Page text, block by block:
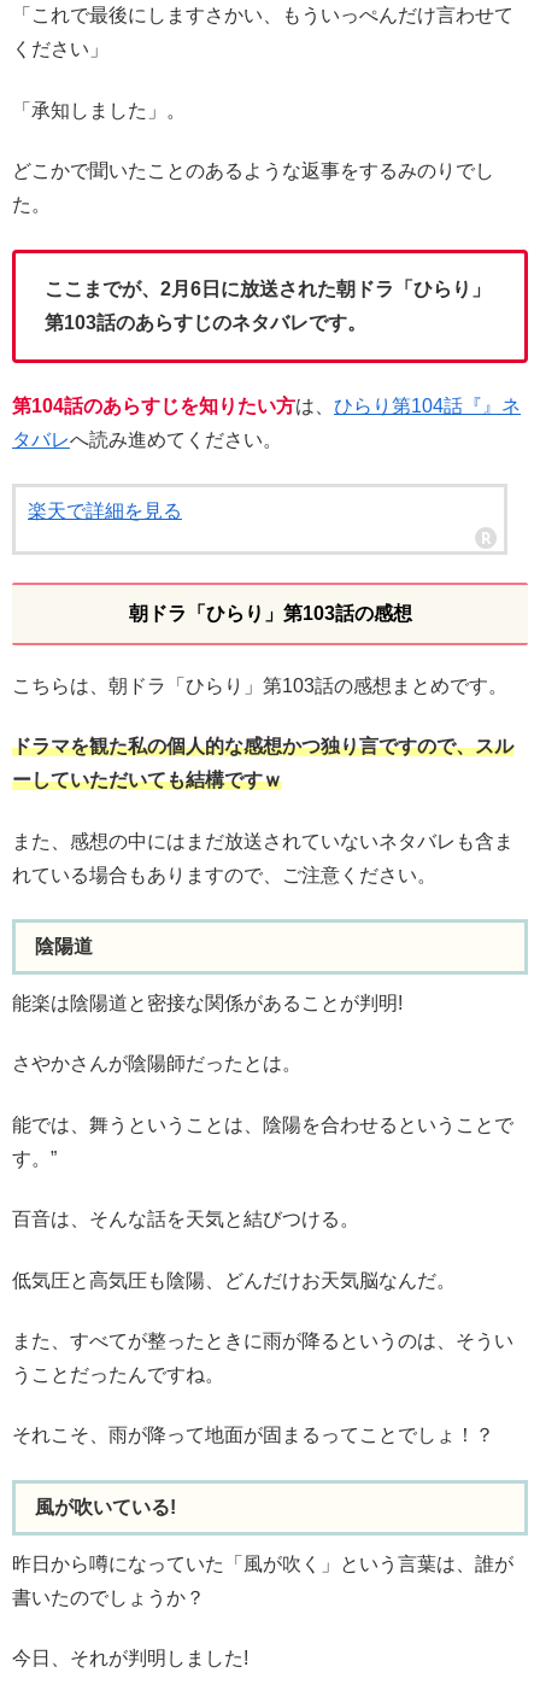
「これで最後にしますさかい、もういっぺんだけ言わせて
ください」
「承知しました」。
どこかで聞いたことのあるような返事をするみのりでし
た。
ここまでが、2月6日に放送された朝ドラ「ひらり」
第103話のあらすじのネタバレです。
第104話のあらすじを知りたい方は、 ひらり第104話『』ネ
タバレへ読み進めてください。
楽天で詳細を見る
朝ドラ「ひらり」第103話の感想
こちらは、朝ドラ「ひらり」第103話の感想まとめです。
ドラマを観た私の個人的な感想かつ独り言ですので、スル
ーしていただいても結構ですｗ
また、感想の中にはまだ放送されていないネタバレも含ま
れている場合もありますので、ご注意ください。
陰陽道
能楽は陰陽道と密接な関係があることが判明!
さやかさんが陰陽師だったとは。
能では、舞うということは、陰陽を合わせるということで
す。”
百音は、そんな話を天気と結びつける。
低気圧と高気圧も陰陽、どんだけお天気脳なんだ。
また、すべてが整ったときに雨が降るというのは、そうい
うことだったんですね。
それこそ、雨が降って地面が固まるってことでしょ！？
風が吹いている!
昨日から噂になっていた「風が吹く」という言葉は、誰が
書いたのでしょうか？
今日、それが判明しました!